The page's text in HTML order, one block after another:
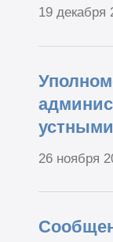
19 декабря
26 ноября